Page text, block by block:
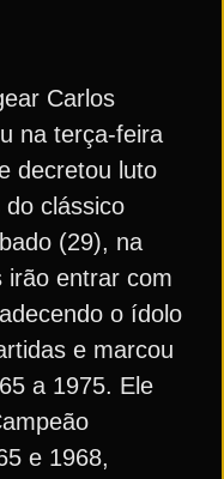
Carlos
na terça-feira
decretou luto
clássico
(29), na
irão entrar com
o ídolo
e marcou
a 1975. Ele
e 1968,